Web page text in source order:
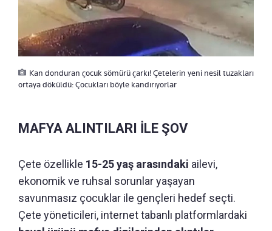
Kan donduran çocuk sömürü çarkı! Çetelerin yeni nesil tuzakları
ortaya döküldü: Çocukları böyle kandırıyorlar
MAFYA ALINTILARI İLE ŞOV
Çete özellikle 15-25 yaş arasındaki ailevi,
ekonomik ve ruhsal sorunlar yaşayan
savunmasız çocuklar ile gençleri hedef seçti.
Çete yöneticileri, internet tabanlı platformlardaki